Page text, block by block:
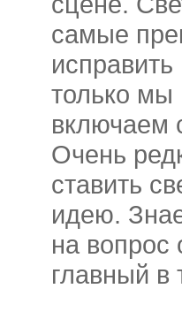
самые
только мы
включаем
Очень
ставить
идею.
на вопрос
главный в